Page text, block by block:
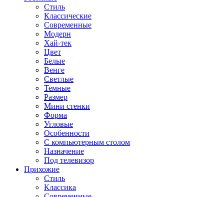
Стиль
Классические
Современные
Модерн
Хай-тек
Цвет
Белые
Венге
Светлые
Темные
Размер
Мини стенки
Форма
Угловые
Особенности
С компьютерным столом
Назначение
Под телевизор
Прихожие
Стиль
Классика